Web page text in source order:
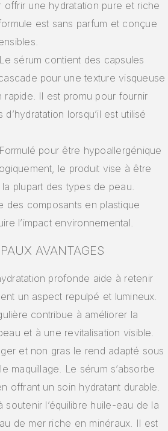
offrir une hydratation pure et riche
est sans parfum et conçue
sérum contient des capsules
pour une texture visqueuse
rapide. Il est promu pour fournir
d’hydratation lorsqu’il est utilisé
pour être hypoallergénique
le produit vise à être
plupart des types de peau.
des composants en plastique
l’impact environnemental.
AVANTAGES
profonde aide à retenir
un aspect repulpé et lumineux.
contribue à améliorer la
et à une revitalisation visible.
et non gras le rend adapté sous
maquillage. Le sérum s’absorbe
offrant un soin hydratant durable.
soutenir l’équilibre huile-eau de la
de mer riche en minéraux. Il est